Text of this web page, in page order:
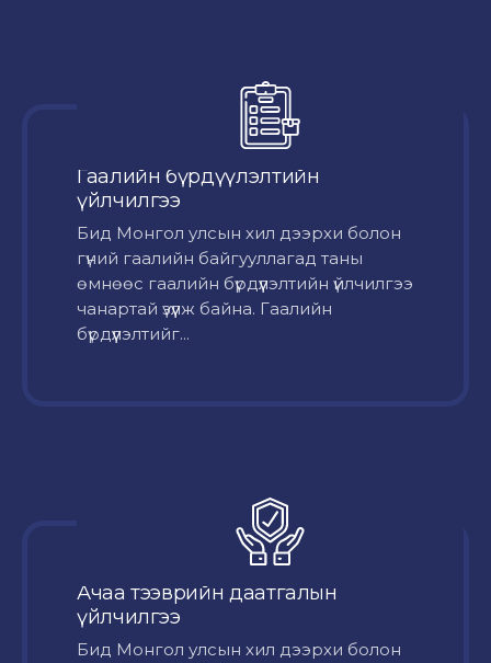
Гаалийн бүрдүүлэлтийн
үйлчилгээ
Бид Монгол улсын хил дээрхи болон
гүний гаалийн байгууллагад таны
өмнөөс гаалийн бүрдүүлэлтийн үйлчилгээ
чанартай үзүүлж байна. Гаалийн
бүрдүүлэлтийг...
Ачаа тээврийн даатгалын
үйлчилгээ
Бид Монгол улсын хил дээрхи болон